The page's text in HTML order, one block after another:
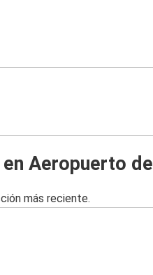
Aeropuerto
más reciente.